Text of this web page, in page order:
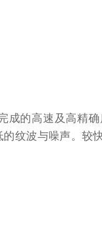
的高速及高精
纹波与噪声。较